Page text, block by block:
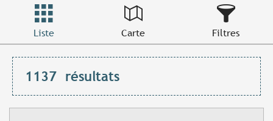
Liste Carte Filtres
1137 résultats